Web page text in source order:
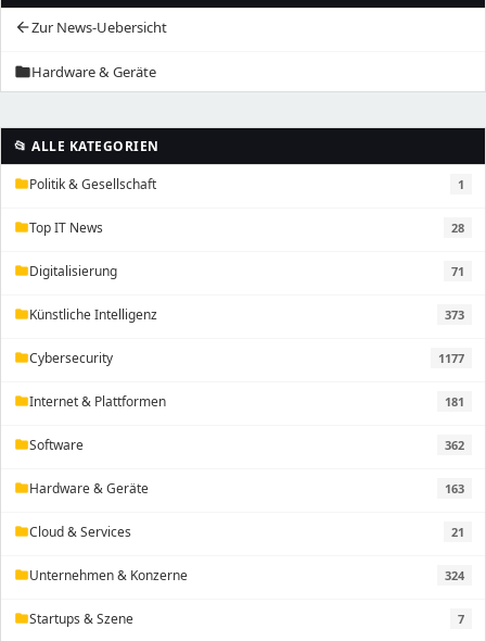
arrow_backZur News-Uebersicht
folderHardware & Geräte
📂 ALLE KATEGORIEN
folderPolitik & Gesellschaft 1
folderTop IT News 28
folderDigitalisierung 71
folderKünstliche Intelligenz 373
folderCybersecurity 1177
folderInternet & Plattformen 181
folderSoftware 362
folderHardware & Geräte 163
folderCloud & Services 21
folderUnternehmen & Konzerne 324
folderStartups & Szene 7